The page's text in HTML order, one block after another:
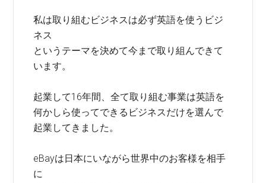
私は取り組むビジネスは必ず英語を使うビジ
ネス
というテーマを決めて今まで取り組んできて
います。
起業して16年間、全て取り組む事業は英語を
何かしら使ってできるビジネスだけを選んで
起業してきました。
eBayは日本にいながら世界中のお客様を相手
に